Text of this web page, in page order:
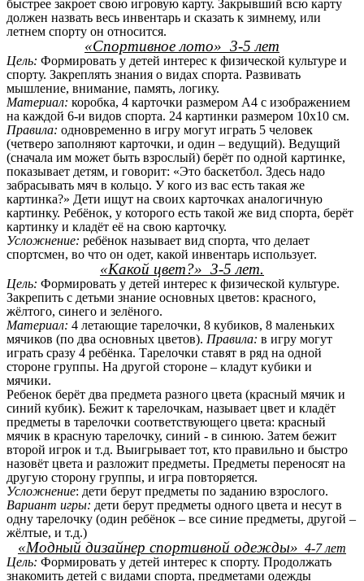
быстрее закроет свою игровую карту. Закрывший всю карту
должен назвать весь инвентарь и сказать к зимнему, или
летнем спорту он относится.
«Спортивное лото» 3-5 лет
Цель: Формировать у детей интерес к физической культуре и
спорту. Закреплять знания о видах спорта. Развивать
мышление, внимание, память, логику.
Материал: коробка, 4 карточки размером А4 с изображением
на каждой 6-и видов спорта. 24 картинки размером 10х10 см.
Правила: одновременно в игру могут играть 5 человек
(четверо заполняют карточки, и один – ведущий). Ведущий
(сначала им может быть взрослый) берёт по одной картинке,
показывает детям, и говорит: «Это баскетбол. Здесь надо
забрасывать мяч в кольцо. У кого из вас есть такая же
картинка?» Дети ищут на своих карточках аналогичную
картинку. Ребёнок, у которого есть такой же вид спорта, берёт
картинку и кладёт её на свою карточку.
Усложнение: ребёнок называет вид спорта, что делает
спортсмен, во что он одет, какой инвентарь использует.
«Какой цвет?» 3-5 лет.
Цель: Формировать у детей интерес к физической культуре.
Закрепить с детьми знание основных цветов: красного,
жёлтого, синего и зелёного.
Материал: 4 летающие тарелочки, 8 кубиков, 8 маленьких
мячиков (по два основных цветов). Правила: в игру могут
играть сразу 4 ребёнка. Тарелочки ставят в ряд на одной
стороне группы. На другой стороне – кладут кубики и
мячики.
Ребенок берёт два предмета разного цвета (красный мячик и
синий кубик). Бежит к тарелочкам, называет цвет и кладёт
предметы в тарелочки соответствующего цвета: красный
мячик в красную тарелочку, синий - в синюю. Затем бежит
второй игрок и т.д. Выигрывает тот, кто правильно и быстро
назовёт цвета и разложит предметы. Предметы переносят на
другую сторону группы, и игра повторяется.
Усложнение: дети берут предметы по заданию взрослого.
Вариант игры: дети берут предметы одного цвета и несут в
одну тарелочку (один ребёнок – все синие предметы, другой –
жёлтые, и т.д.)
«Модный дизайнер спортивной одежды» 4-7 лет
Цель: Формировать у детей интерес к спорту. Продолжать
знакомить детей с видами спорта, предметами одежды